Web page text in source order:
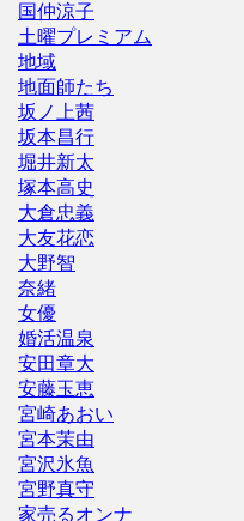
国仲涼子
土曜プレミアム
地域
地面師たち
坂ノ上茜
坂本昌行
堀井新太
塚本高史
大倉忠義
大友花恋
大野智
奈緒
女優
婚活温泉
安田章大
安藤玉恵
宮崎あおい
宮本茉由
宮沢氷魚
宮野真守
家売るオンナ